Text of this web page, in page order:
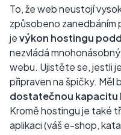
To, že web neustojí
způsobeno zanedbáním
jevýkon hostingu
nezvládá
webu. Ujistěte se, jestli
připraven na špičky. Měl
dostatečnou kapacitu
Kromě hostingu je také
aplikaci (váš e-shop,